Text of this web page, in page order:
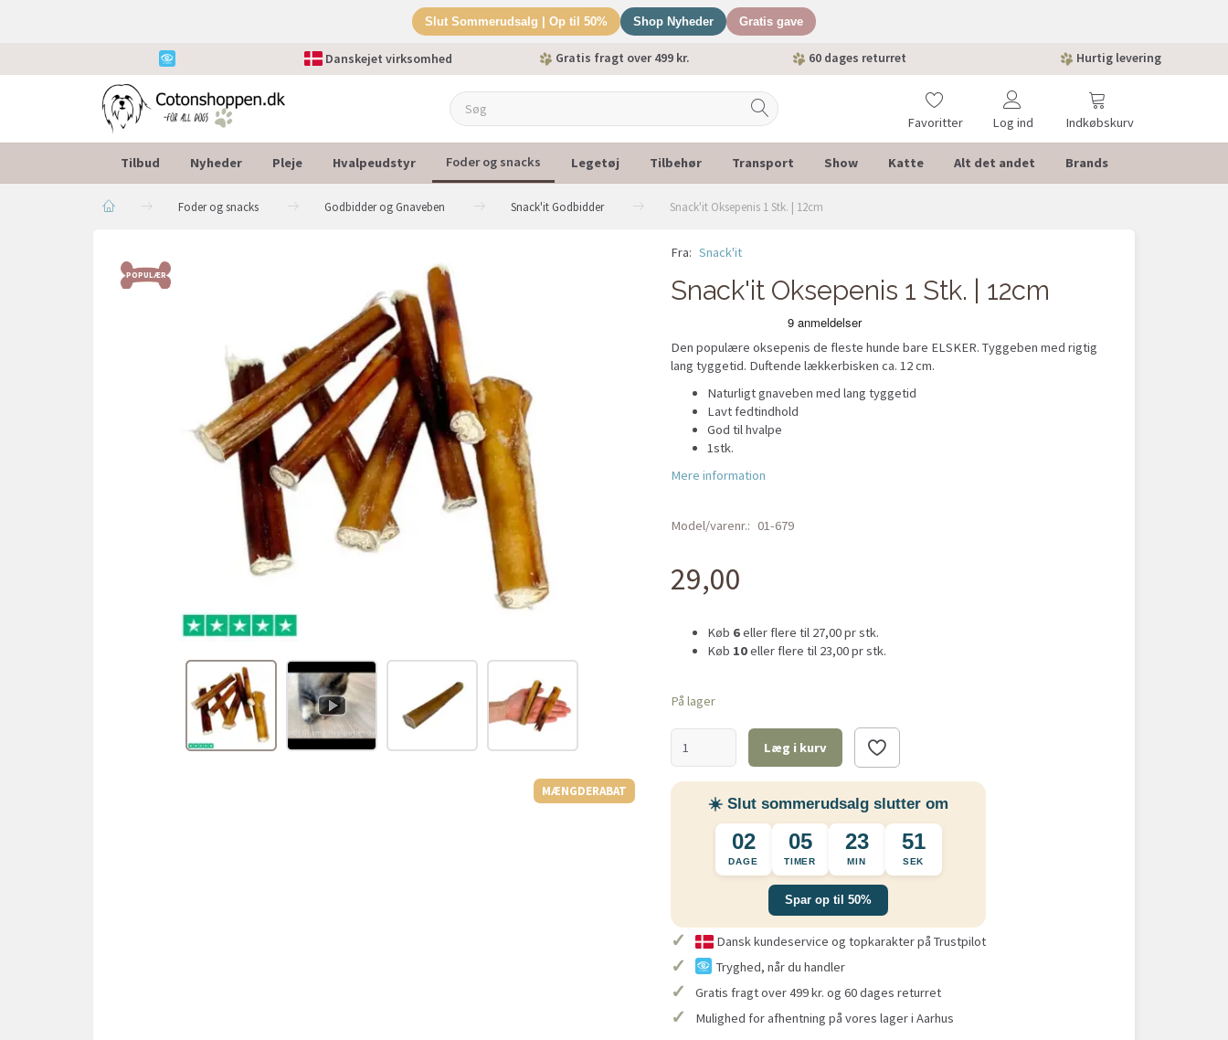
Slut Sommerudsalg | Op til 50% Shop Nyheder Gratis gave
Danskejet virksomhed Gratis fragt over 499 kr. 60 dages returret Hurtig levering
Indkøbskurv
Favoritter Log ind
Tilbud Nyheder Pleje Hvalpeudstyr Foder og snacks Legetøj Tilbehør Transport Show Katte Alt det andet Brands
Foder og snacks Godbidder og Gnaveben Snack'it Godbidder Snack'it Oksepenis 1 Stk. | 12cm
MÆNGDERABAT
POPULÆR
Fra: Snack'it
Snack'it Oksepenis 1 Stk. | 12cm
Den populære oksepenis de fleste hunde bare ELSKER. Tyggeben med rigtig
lang tyggetid. Duftende lækkerbisken ca. 12 cm.
Naturligt gnaveben med lang tyggetid
Lavt fedtindhold
God til hvalpe
1stk.
Mere information
Model/varenr.: 01-679
29,00
Køb 6eller flere til 27,00pr stk.
Køb 10eller flere til 23,00pr stk.
På lager
Læg i kurv
☀️ Slut sommerudsalg slutter om
02
DAGE
05
TIMER
23
MIN
50
SEK
Spar op til 50%
✓ Dansk kundeservice og topkarakter på Trustpilot
✓ Tryghed, når du handler
✓ Gratis fragt over 499 kr. og 60 dages returret
✓ Mulighed for afhentning på vores lager i Aarhus